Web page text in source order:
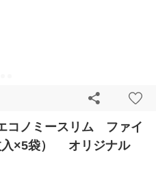
ノミースリム ファイ
×5袋） オリジナル